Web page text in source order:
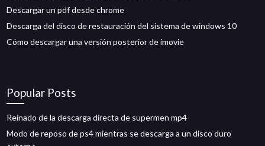
Descargar un pdf desde chrome
Descarga del disco de restauración del sistema de windows 10
Cómo descargar una versión posterior de imovie
Popular Posts
Reinado de la descarga directa de supermen mp4
Modo de reposo de ps4 mientras se descarga a un disco duro